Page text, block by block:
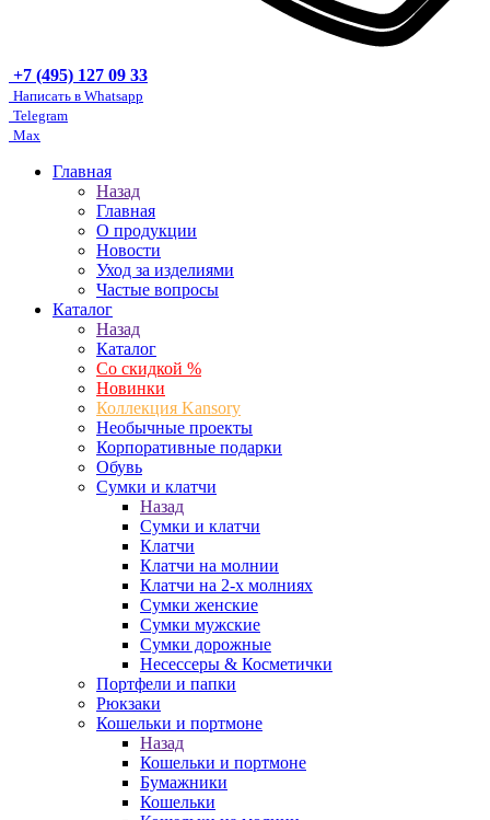
+7 (495) 127 09 33
Написать в Whatsapp
Telegram
Max
Главная
Назад
Главная
О продукции
Новости
Уход за изделиями
Частые вопросы
Каталог
Назад
Каталог
Со скидкой %
Новинки
Коллекция Kansory
Необычные проекты
Корпоративные подарки
Обувь
Сумки и клатчи
Назад
Сумки и клатчи
Клатчи
Клатчи на молнии
Клатчи на 2-х молниях
Сумки женские
Сумки мужские
Сумки дорожные
Несессеры & Косметички
Портфели и папки
Рюкзаки
Кошельки и портмоне
Назад
Кошельки и портмоне
Бумажники
Кошельки